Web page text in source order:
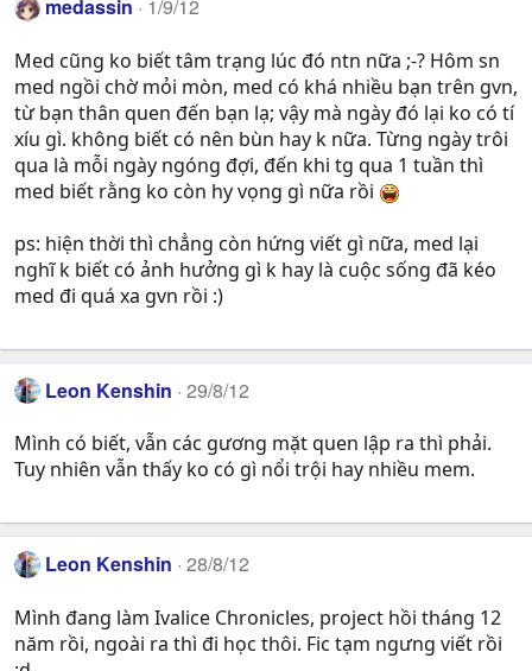
medassin 1/9/12
Med cũng ko biết tâm trạng lúc đó ntn nữa ;-? Hôm sn
med ngồi chờ mỏi mòn, med có khá nhiều bạn trên gvn,
từ bạn thân quen đến bạn lạ; vậy mà ngày đó lại ko có tí
xíu gì. không biết có nên bùn hay k nữa. Từng ngày trôi
qua là mỗi ngày ngóng đợi, đến khi tg qua 1 tuần thì
med biết rằng ko còn hy vọng gì nữa rồi
ps: hiện thời thì chẳng còn hứng viết gì nữa, med lại
nghĩ k biết có ảnh hưởng gì k hay là cuộc sống đã kéo
med đi quá xa gvn rồi :)
Leon Kenshin 29/8/12
Mình có biết, vẫn các gương mặt quen lập ra thì phải.
Tuy nhiên vẫn thấy ko có gì nổi trội hay nhiều mem.
Leon Kenshin 28/8/12
Mình đang làm Ivalice Chronicles, project hồi tháng 12
năm rồi, ngoài ra thì đi học thôi. Fic tạm ngưng viết rồi